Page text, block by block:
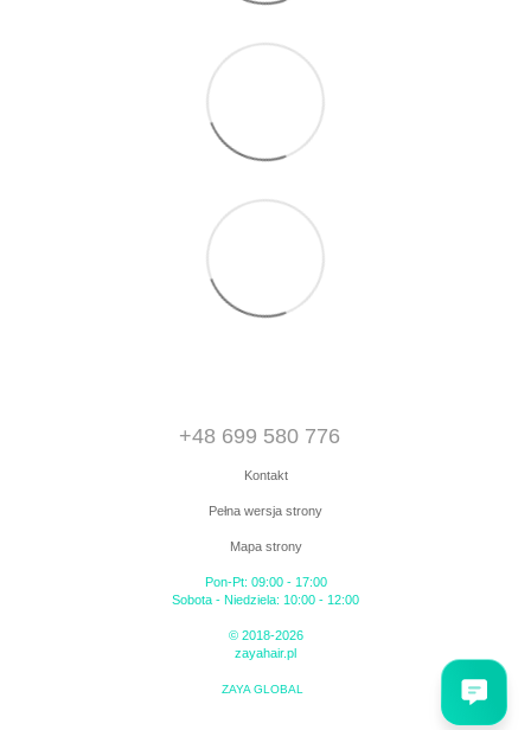
+48 699 580 776
Kontakt
Pełna wersja strony
Mapa strony
Pon-Pt: 09:00 - 17:00
Sobota - Niedziela: 10:00 - 12:00
© 2018-2026
zayahair.pl
ZAYA GLOBAL